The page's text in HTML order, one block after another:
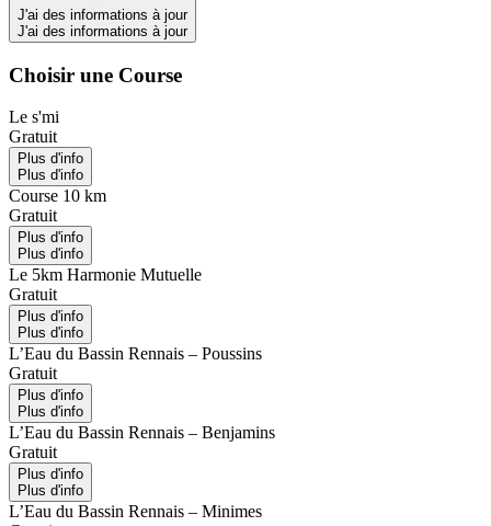
J'ai des informations à jour
J'ai des informations à jour
Choisir une Course
Le s'mi
Gratuit
Plus d'info
Plus d'info
Course 10 km
Gratuit
Plus d'info
Plus d'info
Le 5km Harmonie Mutuelle
Gratuit
Plus d'info
Plus d'info
L’Eau du Bassin Rennais – Poussins
Gratuit
Plus d'info
Plus d'info
L’Eau du Bassin Rennais – Benjamins
Gratuit
Plus d'info
Plus d'info
L’Eau du Bassin Rennais – Minimes